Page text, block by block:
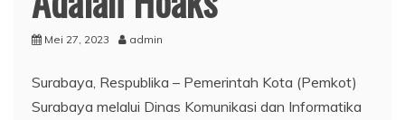
Mei 27, 2023 admin
Surabaya, Respublika – Pemerintah Kota (Pemkot)
Surabaya melalui Dinas Komunikasi dan Informatika